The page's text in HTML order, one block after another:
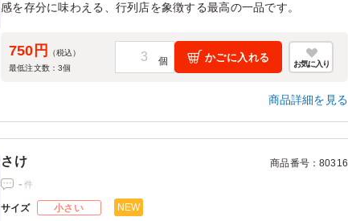
感を存分に味わえる、行列店を象徴する最高の一品です。
750円
（税込）
最低注文数：3個
かごに入れる
お気に入り
商品詳細を見る
さけ 商品番号：80316
- 件
サイズ 小さい NEW